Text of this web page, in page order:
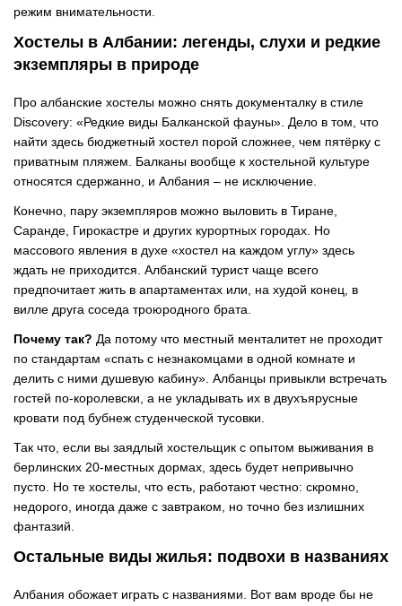
режим внимательности.
Хостелы в Албании: легенды, слухи и редкие
экземпляры в природе
Про албанские хостелы можно снять документалку в стиле
Discovery: «Редкие виды Балканской фауны». Дело в том, что
найти здесь бюджетный хостел порой сложнее, чем пятёрку с
приватным пляжем. Балканы вообще к хостельной культуре
относятся сдержанно, и Албания – не исключение.
Конечно, пару экземпляров можно выловить в Тиране,
Саранде, Гирокастре и других курортных городах. Но
массового явления в духе «хостел на каждом углу» здесь
ждать не приходится. Албанский турист чаще всего
предпочитает жить в апартаментах или, на худой конец, в
вилле друга соседа троюродного брата.
Почему так? Да потому что местный менталитет не проходит
по стандартам «спать с незнакомцами в одной комнате и
делить с ними душевую кабину». Албанцы привыкли встречать
гостей по-королевски, а не укладывать их в двухъярусные
кровати под бубнеж студенческой тусовки.
Так что, если вы заядлый хостельщик с опытом выживания в
берлинских 20-местных дормах, здесь будет непривычно
пусто. Но те хостелы, что есть, работают честно: скромно,
недорого, иногда даже с завтраком, но точно без излишних
фантазий.
Остальные виды жилья: подвохи в названиях
Албания обожает играть с названиями. Вот вам вроде бы не